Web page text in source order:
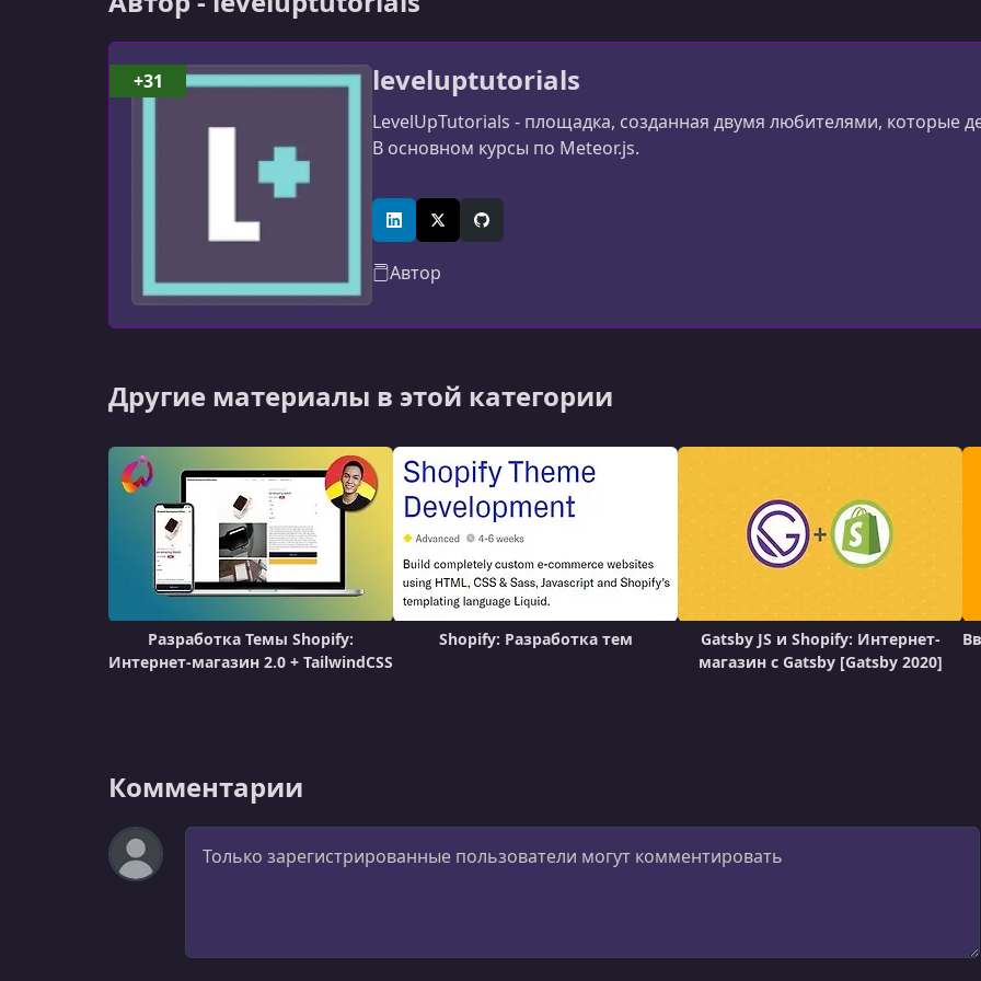
leveluptutorials
LevelUpTutorials - площадка, созданная двумя любителями, которые
В основном курсы по Meteor.js.
LinkedInX (Twitter)GitHub
Автор
+31
Другие материалы в этой категории
Разработка Темы Shopify:
Интернет-магазин 2.0 + TailwindCSS
Shopify: Разработка тем
Gatsby JS и Shopify: Интернет-
магазин с Gatsby [Gatsby 2020]
Комментарии
Комментарий